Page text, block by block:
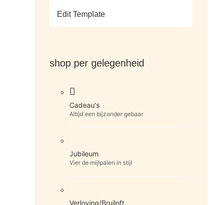
Edit Template
shop per gelegenheid
Cadeau's
Altijd een bijzonder gebaar
Jubileum
Vier de mijlpalen in stijl
Verloving/Bruiloft